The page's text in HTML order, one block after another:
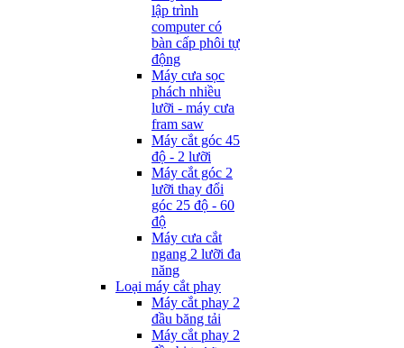
lập trình
computer có
bàn cấp phôi tự
động
Máy cưa sọc
phách nhiều
lưỡi - máy cưa
fram saw
Máy cắt góc 45
độ - 2 lưỡi
Máy cắt góc 2
lưỡi thay đổi
góc 25 độ - 60
độ
Máy cưa cắt
ngang 2 lưỡi đa
năng
Loại máy cắt phay
Máy cắt phay 2
đầu băng tải
Máy cắt phay 2